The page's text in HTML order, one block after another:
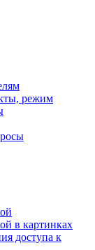
режим
в картинках
доступа к